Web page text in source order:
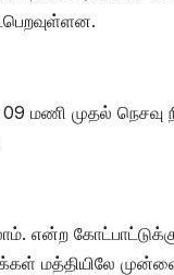
மணி முதல்
என்ற
மக்கள் மத்தியிலே